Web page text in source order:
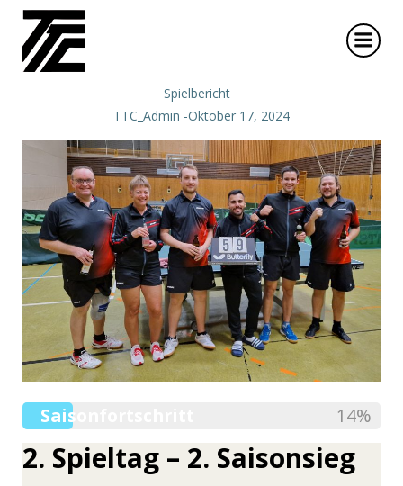
Spielbericht
TTC_Admin -Oktober 17, 2024
Saisonfortschritt 14%
2. Spieltag – 2. Saisonsieg